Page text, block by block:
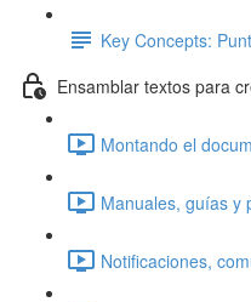
Key Concepts:
Ensamblar textos para
Montando el
Manuales, guías y
Notificaciones,